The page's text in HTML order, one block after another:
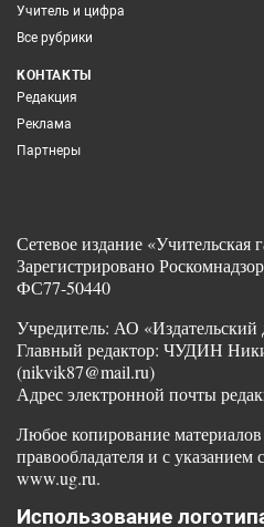
Учитель и цифра
Все рубрики
КОНТАКТЫ
Редакция
Реклама
Партнеры
Сетевое издание «Учительская
Зарегистрировано
ФС77-50440
Учредитель: АО «Издательский
Главный редактор: ЧУДИН
(nikvik87@mail.ru)
Адрес электронной почты
Любое копирование материалов
правообладателя и с указанием
www.ug.ru.
Использование